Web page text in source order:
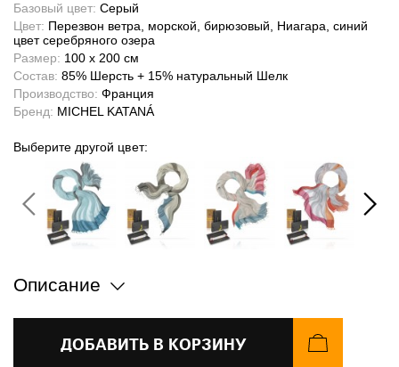
Базовый цвет: Серый
Цвет: Перезвон ветра, морской, бирюзовый, Ниагара, синий
цвет серебряного озера
Размер: 100 x 200 см
Состав: 85% Шерсть + 15% натуральный Шелк
Производство: Франция
Бренд: MICHEL KATANÁ
Выберите другой цвет:
Описание
ДОБАВИТЬ В КОРЗИНУ